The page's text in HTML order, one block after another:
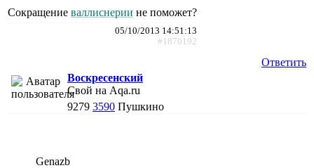
Сокращение валлиснерии не поможет?
05/10/2013 14:51:13
#1870192
Ответить
Воскресенский
Свой на Aqa.ru
9279 3590 Пушкино
Genazb